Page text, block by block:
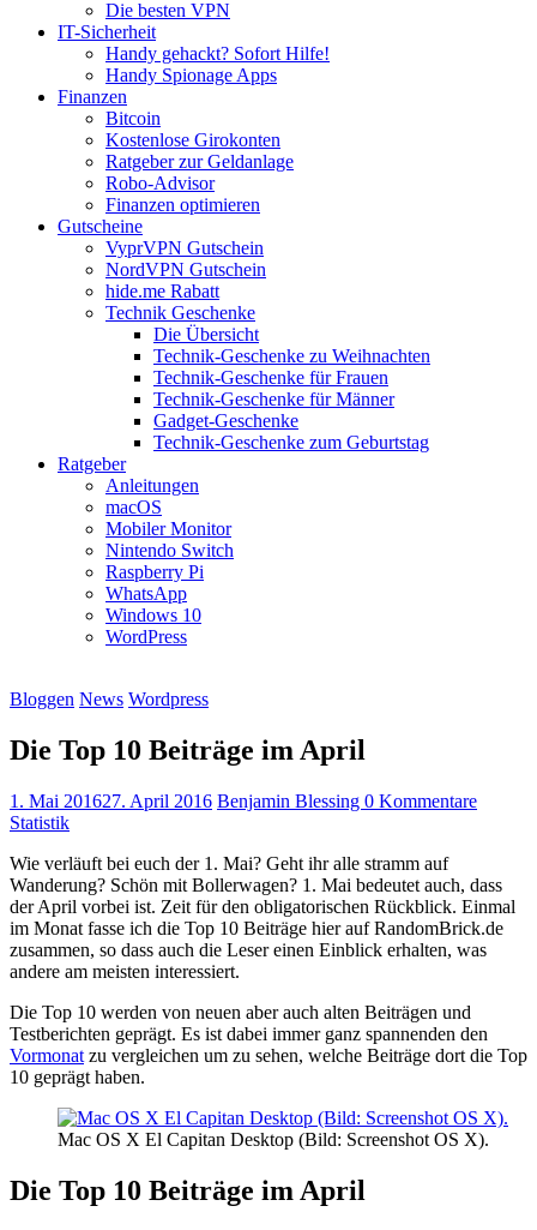
Die besten VPN
IT-Sicherheit
Handy gehackt? Sofort Hilfe!
Handy Spionage Apps
Finanzen
Bitcoin
Kostenlose Girokonten
Ratgeber zur Geldanlage
Robo-Advisor
Finanzen optimieren
Gutscheine
VyprVPN Gutschein
NordVPN Gutschein
hide.me Rabatt
Technik Geschenke
Die Übersicht
Technik-Geschenke zu Weihnachten
Technik-Geschenke für Frauen
Technik-Geschenke für Männer
Gadget-Geschenke
Technik-Geschenke zum Geburtstag
Ratgeber
Anleitungen
macOS
Mobiler Monitor
Nintendo Switch
Raspberry Pi
WhatsApp
Windows 10
WordPress
Bloggen News Wordpress
Die Top 10 Beiträge im April
1. Mai 201627. April 2016 Benjamin Blessing 0 Kommentare
Statistik
Wie verläuft bei euch der 1. Mai? Geht ihr alle stramm auf
Wanderung? Schön mit Bollerwagen? 1. Mai bedeutet auch, dass
der April vorbei ist. Zeit für den obligatorischen Rückblick. Einmal
im Monat fasse ich die Top 10 Beiträge hier auf RandomBrick.de
zusammen, so dass auch die Leser einen Einblick erhalten, was
andere am meisten interessiert.
Die Top 10 werden von neuen aber auch alten Beiträgen und
Testberichten geprägt. Es ist dabei immer ganz spannenden den
Vormonat zu vergleichen um zu sehen, welche Beiträge dort die Top
10 geprägt haben.
Mac OS X El Capitan Desktop (Bild: Screenshot OS X).
Die Top 10 Beiträge im April